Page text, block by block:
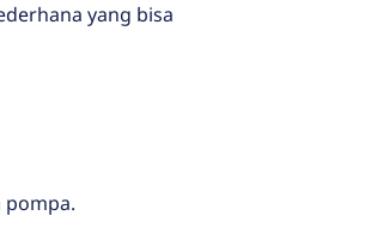
yang bisa
pompa.